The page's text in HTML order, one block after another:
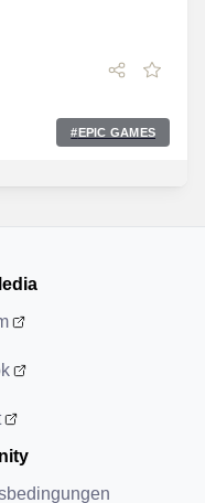
# EPIC GAMES